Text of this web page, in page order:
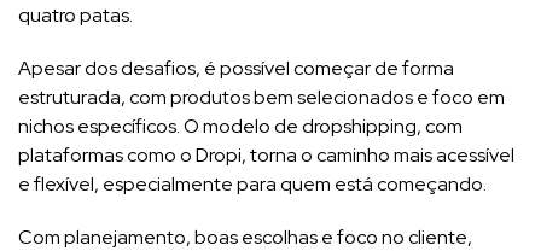
quatro patas.
Apesar dos desafios, é possível começar de forma
estruturada, com produtos bem selecionados e foco em
nichos específicos. O modelo de dropshipping, com
plataformas como o Dropi, torna o caminho mais acessível
e flexível, especialmente para quem está começando.
Com planejamento, boas escolhas e foco no cliente,